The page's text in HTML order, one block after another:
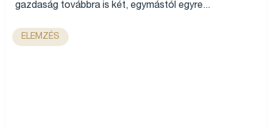
gazdaság továbbra is két, egymástól egyre...
ELEMZÉS